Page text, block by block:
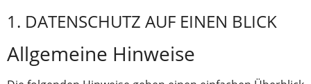
1. DATENSCHUTZ AUF EINEN BLICK
Allgemeine Hinweise